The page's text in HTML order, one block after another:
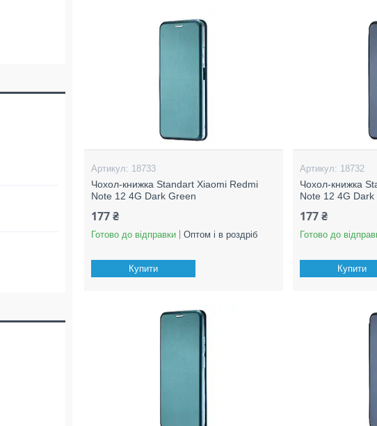
18733
Чохол-книжка Standart Xiaomi Redmi
Note 12 4G Dark Green
177 ₴
Готово до відправки Оптом і в роздріб
Купити
18732
Чохол-книжка
Note 12 4G Dark
177 ₴
Готово до
Купити